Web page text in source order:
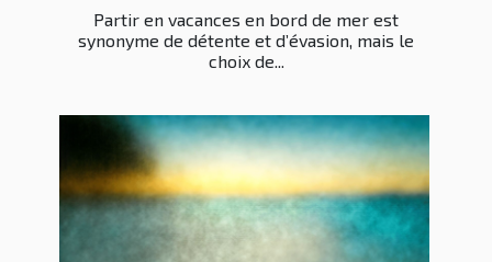
Partir en vacances en bord de mer est
synonyme de détente et d’évasion, mais le
choix de...